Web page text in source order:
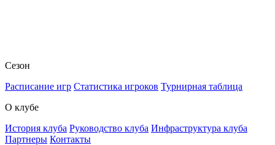
Сезон
Расписание игр Статистика игроков Турнирная таблица
О клубе
История клуба Руководство клуба Инфраструктура клуба
Партнеры Контакты